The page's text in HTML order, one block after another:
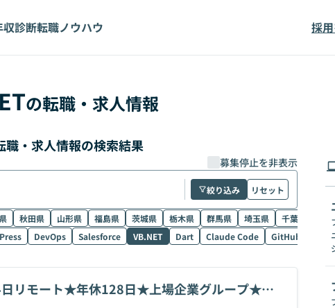
収診断転職ノウハウ 採
の転職・求人情報
職・求人情報の検索結果
募集停止を非表示
絞り込み リセット
秋田県 山形県 福島県 茨城県 栃木県 群馬県 埼玉県 千葉県 東
DevOps Salesforce VB.NET Dart Claude Code GitHub Copilot
日リモート★年休128日★上場企業グループ★面